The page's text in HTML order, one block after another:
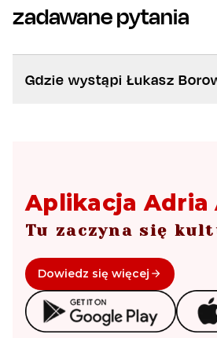
zadawane pytania
Gdzie wystąpi Łukasz
Aplikacja Adria
Tu zaczyna się
Dowiedz się więcej